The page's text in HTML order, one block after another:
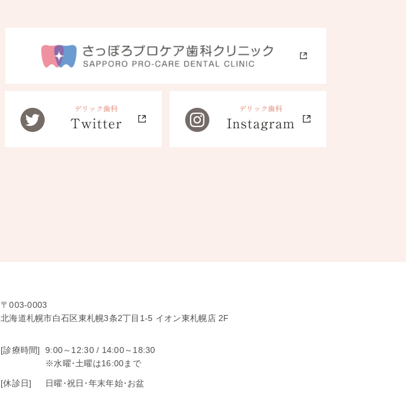
〒003-0003
北海道札幌市白石区東札幌3条2丁目1-5 イオン東札幌店 2F
[診療時間] 9:00～12:30 / 14:00～18:30
※水曜･土曜は16:00まで
[休診日] 日曜･祝日･年末年始･お盆